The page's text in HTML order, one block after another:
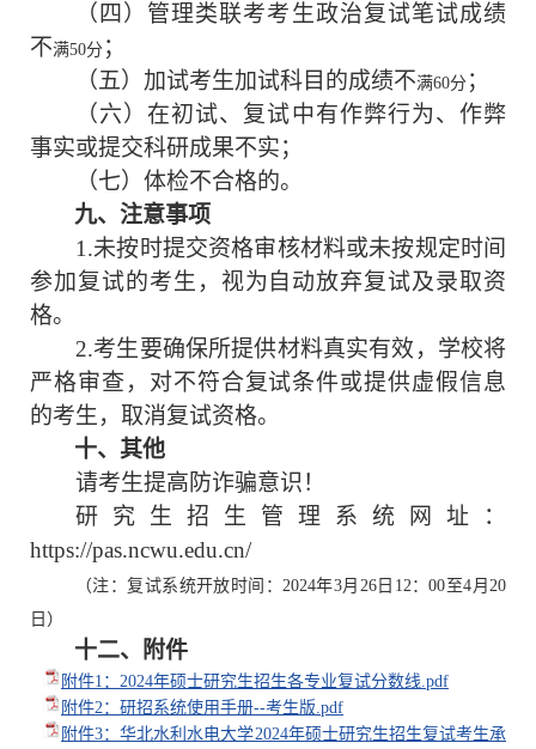
（四） 管理类联考考生政治复试笔试成绩
不满50分 ；
（五）加试考生加试科目的成绩不满60分 ；
（六）在初试、复试中有作弊行为、 作弊
事实或提交科研成果不实；
（七）体检不合格的。
九、注意事项
1.未按时提交资格审核材料或未按规定时间
参加复试的考生，视为自动放弃复试及录取资
格。
2.考生要确保所提供材料真实有效，学校将
严格审查，对不符合复试条件或提供虚假信息
的考生，取消复试资格。
十、 其他
请考生提高防诈骗意识！
研究生招生管理系统网址：
https://pas.ncwu.edu.cn/
（注：复试系统开放时间： 2024年3月26日12：00至4月20
日）
十二、附件
附件1：2024年硕士研究生招生各专业复试分数线.pdf
附件2：研招系统使用手册--考生版.pdf
附件3：华北水利水电大学2024年硕士研究生招生复试考生承